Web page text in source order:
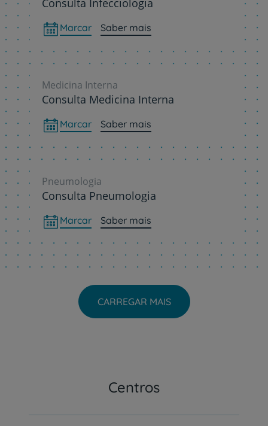
Consulta Infecciologia
Marcar Saber mais
Medicina Interna
Consulta Medicina Interna
Marcar Saber mais
Pneumologia
Consulta Pneumologia
Marcar Saber mais
CARREGAR MAIS
Centros